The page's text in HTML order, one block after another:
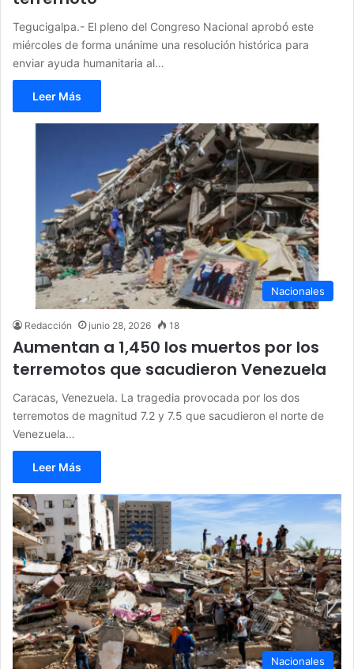
Tegucigalpa.- El pleno del Congreso Nacional aprobó este
miércoles de forma unánime una resolución histórica para
enviar ayuda humanitaria al…
Leer Más
Nacionales
Redacción junio 28, 2026 18
Aumentan a 1,450 los muertos por los
terremotos que sacudieron Venezuela
Caracas, Venezuela. La tragedia provocada por los dos
terremotos de magnitud 7.2 y 7.5 que sacudieron el norte de
Venezuela…
Leer Más
Nacionales